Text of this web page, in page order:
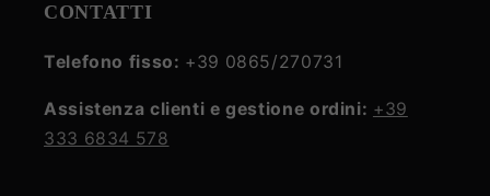
CONTATTI
Telefono fisso: +39 0865/270731
Assistenza clienti e gestione ordini: +39
333 6834 578